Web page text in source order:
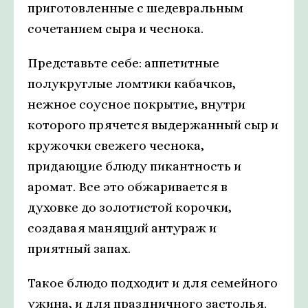
приготовленные с шедевральным
сочетанием сыра и чеснока.
Представьте себе: аппетитные
полукруглые ломтики кабачков,
нежное соусное покрытие, внутри
которого прячется выдержанный сыр и
кружочки свежего чеснока,
придающие блюду пикантность и
аромат. Все это обжаривается в
духовке до золотистой корочки,
создавая манящий антураж и
приятный запах.
Такое блюдо подходит и для семейного
ужина, и для праздничного застолья.